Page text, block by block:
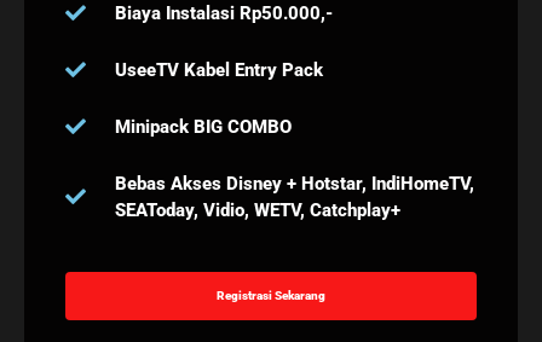
Biaya Instalasi Rp50.000,-
UseeTV Kabel Entry Pack
Minipack BIG COMBO
Bebas Akses Disney + Hotstar, IndiHomeTV,
SEAToday, Vidio, WETV, Catchplay+
Registrasi Sekarang